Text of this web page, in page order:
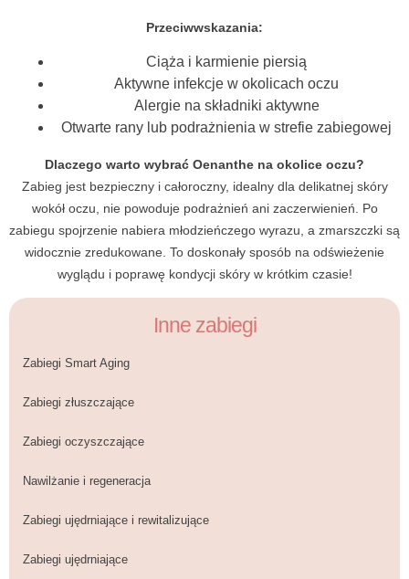
Inne zabiegi
Zabiegi Smart Aging
Zabiegi złuszczające
Zabiegi oczyszczające
Nawilżanie i regeneracja
Zabiegi ujędrniające i rewitalizujące
Zabiegi ujędrniające
Przeciwwskazania:
Ciąża i karmienie piersią
Aktywne infekcje w okolicach oczu
Alergie na składniki aktywne
Otwarte rany lub podrażnienia w strefie zabiegowej
Dlaczego warto wybrać Oenanthe na okolice oczu?
Zabieg jest bezpieczny i całoroczny, idealny dla delikatnej skóry
wokół oczu, nie powoduje podrażnień ani zaczerwienień. Po
zabiegu spojrzenie nabiera młodzieńczego wyrazu, a zmarszczki są
widocznie zredukowane. To doskonały sposób na odświeżenie
wyglądu i poprawę kondycji skóry w krótkim czasie!